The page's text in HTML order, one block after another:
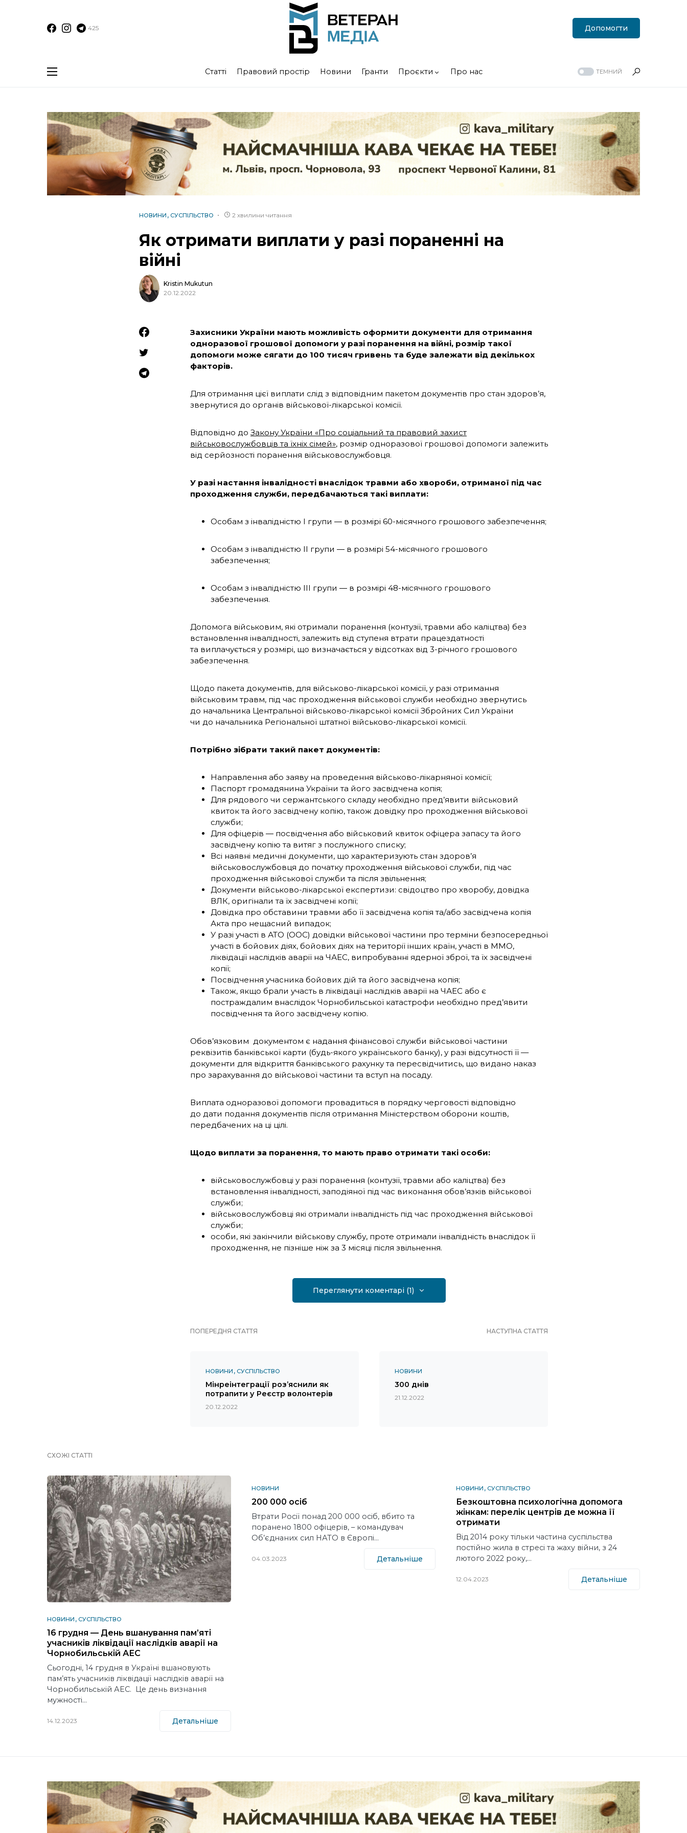
425 Допомогти
Статті Правовий простір Новини Гранти Проєкти Про нас ТЕМНИЙ
НОВИНИ СУСПІЛЬСТВО 2 хвилини читання
Як отримати виплати у разі пораненні на
війні
Kristin Mukutun
20.12.2022
Захисники України мають можливість оформити документи для отримання
одноразової грошової допомоги у разі поранення на війні, розмір такої
допомоги може сягати до 100 тисяч гривень та буде залежати від декількох
факторів.
Для отримання цієї виплати слід з відповідним пакетом документів про стан здоров’я,
звернутися до органів військової-лікарської комісії.
Відповідно до Закону України «Про соціальний та правовий захист
військовослужбовців та їхніх сімей», розмір одноразової грошової допомоги залежить
від серйозності поранення військовослужбовця.
У разі настання інвалідності внаслідок травми або хвороби, отриманої під час
проходження служби, передбачаються такі виплати:
Особам з інвалідністю І групи ― в розмірі 60-місячного грошового забезпечення;
Особам з інвалідністю II групи ― в розмірі 54-місячного грошового
забезпечення;
Особам з інвалідністю III групи ― в розмірі 48-місячного грошового
забезпечення.
Допомога військовим, які отримали поранення (контузії, травми або каліцтва) без
встановлення інвалідності, залежить від ступеня втрати працездатності
та виплачується у розмірі, що визначається у відсотках від 3-річного грошового
забезпечення.
Щодо пакета документів, для військово-лікарської комісії, у разі отримання
військовим травм, під час проходження військової служби необхідно звернутись
до начальника Центральної військово-лікарської комісії Збройних Сил України
чи до начальника Регіональної штатної військово-лікарської комісії.
Потрібно зібрати такий пакет документів:
Направлення або заяву на проведення військово-лікарняної комісії;
Паспорт громадянина України та його засвідчена копія;
Для рядового чи сержантського складу необхідно пред’явити військовий
квиток та його засвідчену копію, також довідку про проходження військової
служби;
Для офіцерів ― посвідчення або військовий квиток офіцера запасу та його
засвідчену копію та витяг з послужного списку;
Всі наявні медичні документи, що характеризують стан здоров’я
військовослужбовця до початку проходження військової служби, під час
проходження військової служби та після звільнення;
Документи військово-лікарської експертизи: свідоцтво про хворобу, довідка
ВЛК, оригінали та їх засвідчені копії;
Довідка про обставини травми або її засвідчена копія та/або засвідчена копія
Акта про нещасний випадок;
У разі участі в АТО (ООС) довідки військової частини про терміни безпосередньої
участі в бойових діях, бойових діях на території інших країн, участі в ММО,
ліквідації наслідків аварії на ЧАЕС, випробуванні ядерної зброї, та їх засвідчені
копії;
Посвідчення учасника бойових дій та його засвідчена копія;
Також, якщо брали участь в ліквідації наслідків аварії на ЧАЕС або є
постраждалим внаслідок Чорнобильської катастрофи необхідно пред’явити
посвідчення та його засвідчену копію.
Обов’язковим документом є надання фінансової служби військової частини
реквізитів банківської карти (будь-якого українського банку), у разі відсутності її —
документи для відкриття банківського рахунку та пересвідчитись, що видано наказ
про зарахування до військової частини та вступ на посаду.
Виплата одноразової допомоги провадиться в порядку черговості відповідно
до дати подання документів після отримання Міністерством оборони коштів,
передбачених на ці цілі.
Щодо виплати за поранення, то мають право отримати такі особи:
військовослужбовці у разі поранення (контузії, травми або каліцтва) без
встановлення інвалідності, заподіяної під час виконання обов’язків військової
служби;
військовослужбовці які отримали інвалідність під час проходження військової
служби;
особи, які закінчили військову службу, проте отримали інвалідність внаслідок її
проходження, не пізніше ніж за 3 місяці після звільнення.
Переглянути коментарі (1)
ПОПЕРЕДНЯ СТАТТЯ
НОВИНИ СУСПІЛЬСТВО
Мінреінтеграції роз’яснили як
потрапити у Реєстр волонтерів
20.12.2022
НАСТУПНА СТАТТЯ
НОВИНИ
300 днів
21.12.2022
СХОЖІ СТАТТІ
НОВИНИ СУСПІЛЬСТВО
16 грудня — День вшанування пам’яті
учасників ліквідації наслідків аварії на
Чорнобильській АЕС
Сьогодні, 14 грудня в Україні вшановують
пам’ять учасників ліквідації наслідків аварії на
Чорнобильській АЕС. Це день визнання
мужності…
14.12.2023 Детальніше
НОВИНИ
200 000 осіб
Втрати Росії понад 200 000 осіб, вбито та
поранено 1800 офіцерів, – командувач
Об’єднаних сил НАТО в Європі…
04.03.2023 Детальніше
НОВИНИ СУСПІЛЬСТВО
Безкоштовна психологічна допомога
жінкам: перелік центрів де можна її
отримати
Від 2014 року тільки частина суспільства
постійно жила в стресі та жаху війни, з 24
лютого 2022 року,…
12.04.2023 Детальніше